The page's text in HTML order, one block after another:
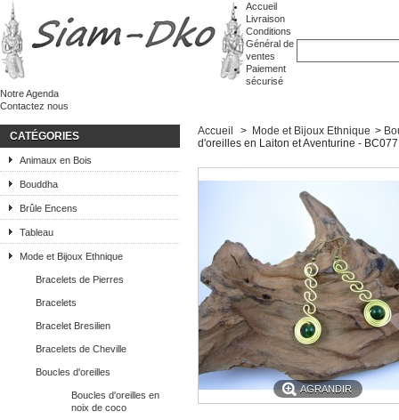
Accueil
Livraison
Conditions
Général de
ventes
Paiement
sécurisé
Notre Agenda
Contactez nous
CATÉGORIES
Animaux en Bois
Bouddha
Brûle Encens
Tableau
Mode et Bijoux Ethnique
Bracelets de Pierres
Bracelets
Bracelet Bresilien
Bracelets de Cheville
Boucles d'oreilles
Boucles d'oreilles en
noix de coco
Accueil > Mode et Bijoux Ethnique >
d'oreilles en Laiton et Aventurine - BC077
AGRANDIR